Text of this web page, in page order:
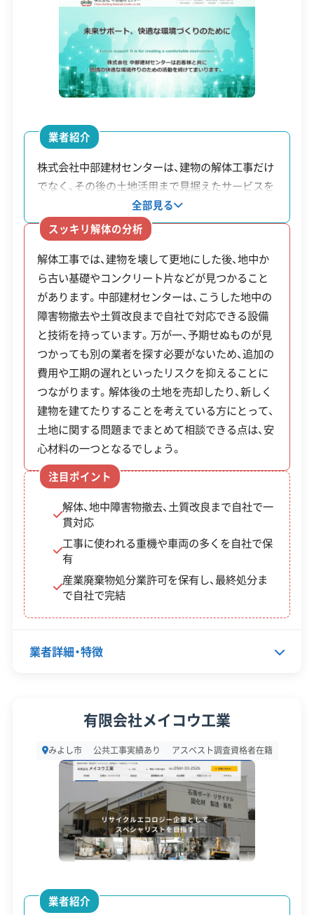
木造住宅
解体工事
工事費の23%
（上限20万
円〜25万円）
前着工の木造住宅
で、耐震診断の結
果、倒壊の可能性が
あると判定された
ブロック
費補助
撤去費の2/3
（上限10万
円〜12万円）
＋フェンス設
置費の2/3（上
限20万円）
道路に面する危険
なブロック塀等の
撤去。緊急輸送道路
や通学路沿いは上
限額が増加。
狭隘道路
拡幅整備
補助金
測量・分筆登
記費用：上限7
0万円
支障物件撤去
費：1mあたり
1万円（上限10
万円）
幅員4m未満の道路
に面した敷地で、道
路後退（セットバッ
ク）を行う場合。
民間住
宅・建築
物アスベ
スト含有
調査・改
修事業補
助金
調査費用：上
限25万円
除去工事：上
アスベスト含有の
建築物の調査や除
これらの補助金は市の予算に限りがあるため、申請
たらすぐの4月〜5月頃から準備を始めることをお
勧めします。
※制度の最新情報や申請様式は、必ず自治体の公式
サイトをご確認ください。
みよし市の公式サイトで詳細を見る
廃棄物処理と分別ルール
資本金 3,000万円
電話番号 0561-36-0010
営業時間 9:00～19:00
営業日
建物構造 木造
対応業務 土木工事業 新築工事業
公式HP 公式サイトを見る
許可番号
【建設業許可】
愛知県知事：第019447号
この解体業者の特徴
企業経
験・規模
創業30年以上 公共工事の経験
対応工事 土木工事 新築工事
リフォーム工事
ブロック塀
火災
保有資格 建設業許可
安全対
策・リス
ク管理
違反歴なし 現場清掃
顧客対
応・サー
自社ホームページ
無料見積もり
建設リサイクル届
業者紹介
株式会社中部建材センターは、建物の解体工事だけ
でなく、その後の土地活用まで見据えたサービスを
提供しています。同社の特徴は、解体、地中の障害
物撤去、土質改良といった土地の整備までを一貫し
て手掛けている点です。工事に必要な重機や車両の
多くを自社で保有しているため、状況に応じた柔軟
な対応が可能です。また、「産業廃棄物処分業許可」
も保有しており、解体で出た廃棄物の収集運搬から
最終処分までを自社で完結できます。複数の業者に
依頼する必要がなく、すべての工程を一つの窓口に
任せられる体制が整っています。
全部見る
スッキリ解体の分析
解体工事では、建物を壊して更地にした後、地中か
ら古い基礎やコンクリート片などが見つかること
があります。中部建材センターは、こうした地中の
障害物撤去や土質改良まで自社で対応できる設備
と技術を持っています。万が一、予期せぬものが見
つかっても別の業者を探す必要がないため、追加の
費用や工期の遅れといったリスクを抑えることに
つながります。解体後の土地を売却したり、新しく
建物を建てたりすることを考えている方にとって、
土地に関する問題までまとめて相談できる点は、安
心材料の一つとなるでしょう。
注目ポイント
解体、地中障害物撤去、土質改良まで自社で一
貫対応
工事に使われる重機や車両の多くを自社で保
有
産業廃棄物処分業許可を保有し、最終処分ま
で自社で完結
業者詳細・特徴
設立日 2001年1月4日
1,000万円
電話番号 0561-34-0477
営業時間 9:00～19:00
営業日
有限会社メイコウ工業
みよし市 公共工事実績あり アスベスト調査資格者在籍
業者紹介